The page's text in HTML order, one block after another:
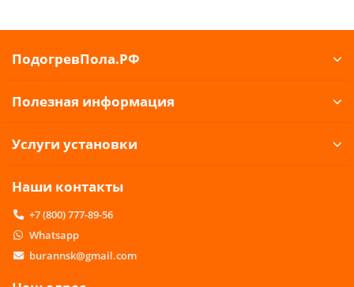
ПодогревПола.РФ
Полезная информация
Услуги установки
Наши контакты
+7 (800) 777-89-56
Whatsapp
burannsk@gmail.com